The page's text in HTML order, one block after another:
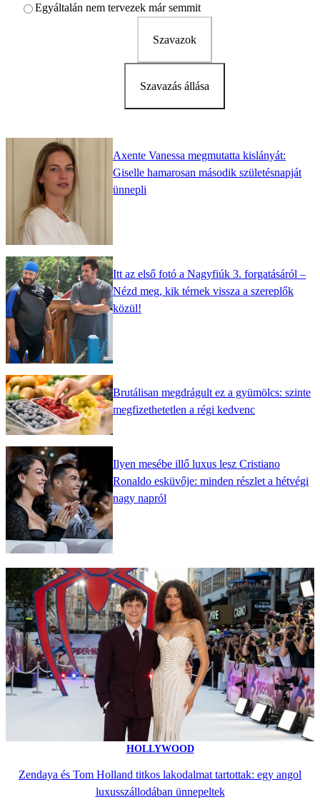
Egyáltalán nem tervezek már semmit
Szavazok
Szavazás állása
Axente Vanessa megmutatta kislányát:
Giselle hamarosan második születésnapját
ünnepli
Itt az első fotó a Nagyfiúk 3. forgatásáról –
Nézd meg, kik térnek vissza a szereplők
közül!
Brutálisan megdrágult ez a gyümölcs: szinte
megfizethetetlen a régi kedvenc
Ilyen mesébe illő luxus lesz Cristiano
Ronaldo esküvője: minden részlet a hétvégi
nagy napról
HOLLYWOOD
Zendaya és Tom Holland titkos lakodalmat tartottak: egy angol
luxusszállodában ünnepeltek